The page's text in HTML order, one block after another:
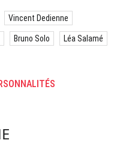
Vincent Dedienne
Bruno Solo Léa Salamé